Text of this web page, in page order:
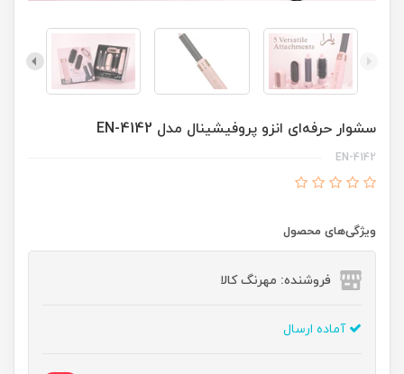
سشوار حرفه‌ای انزو پروفیشینال مدل EN-4142
EN-4142
ویژگی‌های محصول
فروشنده: مهرنگ کالا
آماده ارسال